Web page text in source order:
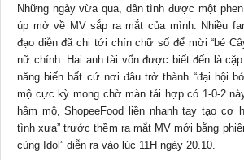
Những ngày vừa qua, dân tình được một
úp mở về MV sắp ra mắt của mình. Nhiều
đạo diễn đã chi tới chín chữ số để mời “bé
nữ chính. Hai anh tài vốn được biết đến là cặp
năng biến bất cứ nơi đâu trở thành “đại hội
mộ cực kỳ mong chờ màn tái hợp có 1-0-2
hâm mộ, ShopeeFood liền nhanh tay tạo cơ
tình xưa” trước thềm ra mắt MV mới bằng
cùng Idol” diễn ra vào lúc 11H ngày 20.10.